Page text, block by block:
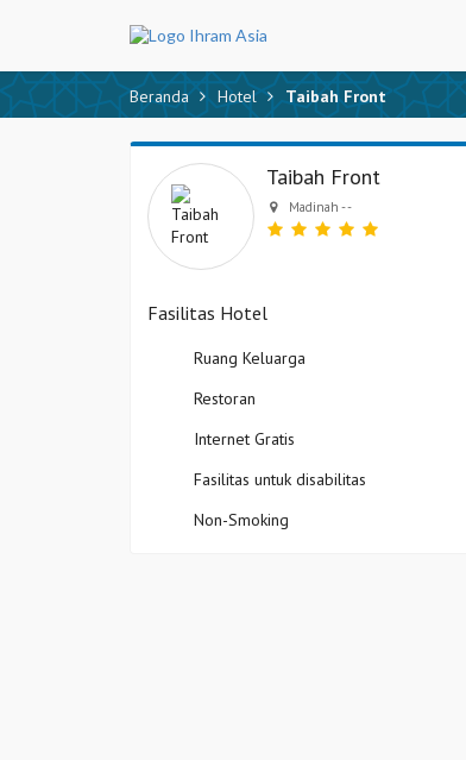
Beranda Hotel Taibah Front
Taibah Front
Madinah - -
Fasilitas Hotel
Ruang Keluarga
Restoran
Internet Gratis
Fasilitas untuk disabilitas
Non-Smoking